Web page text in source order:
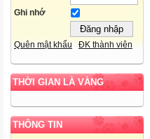
Ghi nhớ
Quên mật khẩu ĐK thành viên
THỜI GIAN LÀ VÀNG
THÔNG TIN